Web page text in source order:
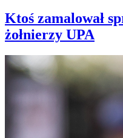
Ktoś zamalował
żołnierzy UPA